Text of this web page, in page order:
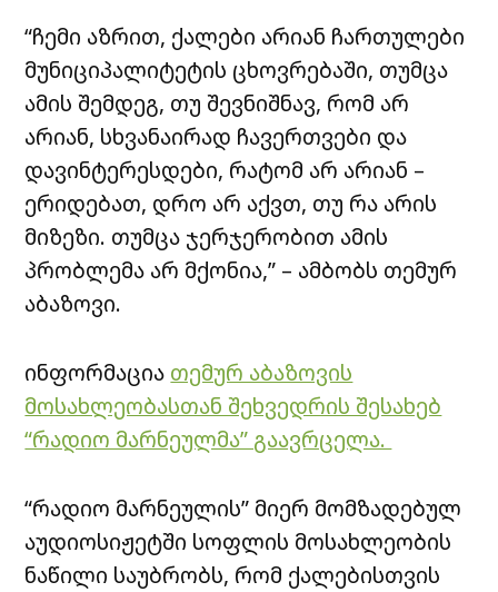
“ჩემი აზრით, ქალები არიან ჩართულები
მუნიციპალიტეტის ცხოვრებაში, თუმცა
ამის შემდეგ, თუ შევნიშნავ, რომ არ
არიან, სხვანაირად ჩავერთვები და
დავინტერესდები, რატომ არ არიან –
ერიდებათ, დრო არ აქვთ, თუ რა არის
მიზეზი. თუმცა ჯერჯერობით ამის
პრობლემა არ მქონია,” – ამბობს თემურ
აბაზოვი.
ინფორმაცია თემურ აბაზოვის
მოსახლეობასთან შეხვედრის შესახებ
“რადიო მარნეულმა” გაავრცელა.
“რადიო მარნეულის” მიერ მომზადებულ
აუდიოსიჟეტში სოფლის მოსახლეობის
ნაწილი საუბრობს, რომ ქალებისთვის